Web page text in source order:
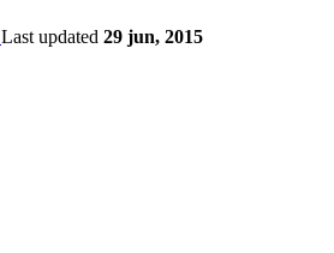
Last updated 29 jun, 2015